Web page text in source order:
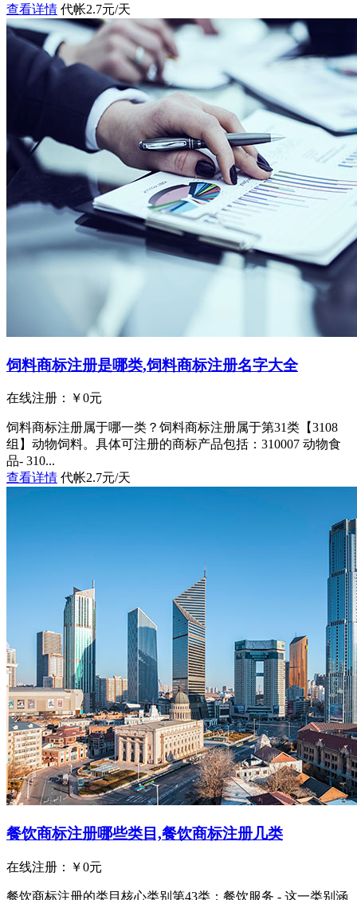
查看详情 代帐2.7元/天
饲料商标注册是哪类,饲料商标注册名字大全
在线注册：￥0元
饲料商标注册属于哪一类？饲料商标注册属于第31类【3108
组】动物饲料。具体可注册的商标产品包括：310007 动物食
品- 310...
查看详情 代帐2.7元/天
餐饮商标注册哪些类目,餐饮商标注册几类
在线注册：￥0元
餐饮商标注册的类目核心类别第43类：餐饮服务 - 这一类别涵